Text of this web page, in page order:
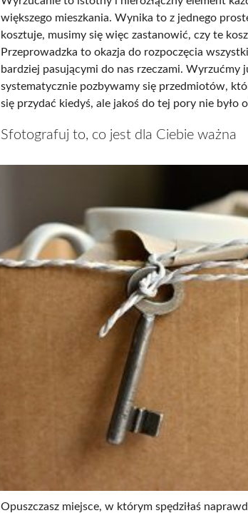
większego mieszkania. Wynika to z jednego
kosztuje, musimy się więc zastanowić, czy te
Przeprowadzka to okazja do rozpoczęcia
bardziej pasującymi do nas rzeczami. Wyrzućmy
systematycznie pozbywamy się przedmiotów,
się przydać kiedyś, ale jakoś do tej pory nie było
Sfotografuj to, co jest dla Ciebie ważna
Opuszczasz miejsce, w którym spędziłaś